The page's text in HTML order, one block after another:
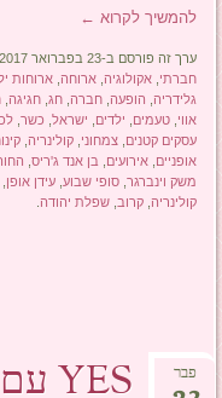
להמשיך לקרוא ←
ערך זה פורסם ב-23 בפברואר 2017, ב-
חברתי ,אקולוגיה ,ארוחה ,ארוחות
גלידריה הופעה ,חברה ,חג ,חגיגה ,
אווי ,טעמים ילדים ישראל כשר ,
עסקים קטנים ,צמחוני ,קולינריה ,
אופניים ,אירועים בן אנד ג'ריס
משק וינברגר ,סופי שבוע ,עידן אופן
קולינריה ,קרוב ,שפלת יהודה
YES עם מי לגדול. פבר